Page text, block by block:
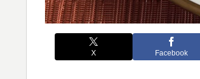
X Facebook